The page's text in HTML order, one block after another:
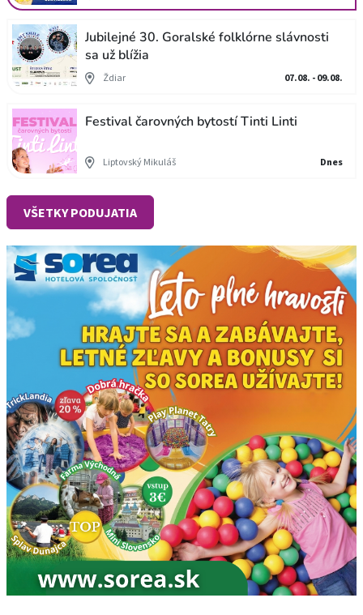
Jubilejné 30. Goralské folklórne slávnosti
sa už blížia
Ždiar 07.08. - 09.08.
Festival čarovných bytostí Tinti Linti
Liptovský Mikuláš Dnes
VŠETKY PODUJATIA